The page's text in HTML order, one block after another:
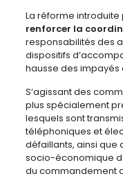
La réforme
renforcer la
responsabilités des
dispositifs
hausse des impayés
S’agissant des
plus spécialement
lesquels sont
téléphoniques et
défaillants, ainsi que
socio-économique
du commandement